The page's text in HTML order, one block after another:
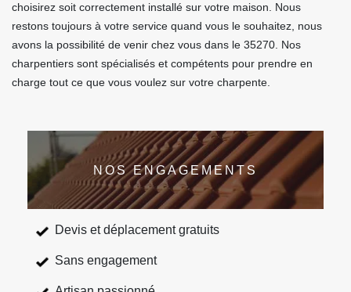
choisirez soit correctement installé sur votre maison. Nous
restons toujours à votre service quand vous le souhaitez, nous
avons la possibilité de venir chez vous dans le 35270. Nos
charpentiers sont spécialisés et compétents pour prendre en
charge tout ce que vous voulez sur votre charpente.
NOS ENGAGEMENTS
Devis et déplacement gratuits
Sans engagement